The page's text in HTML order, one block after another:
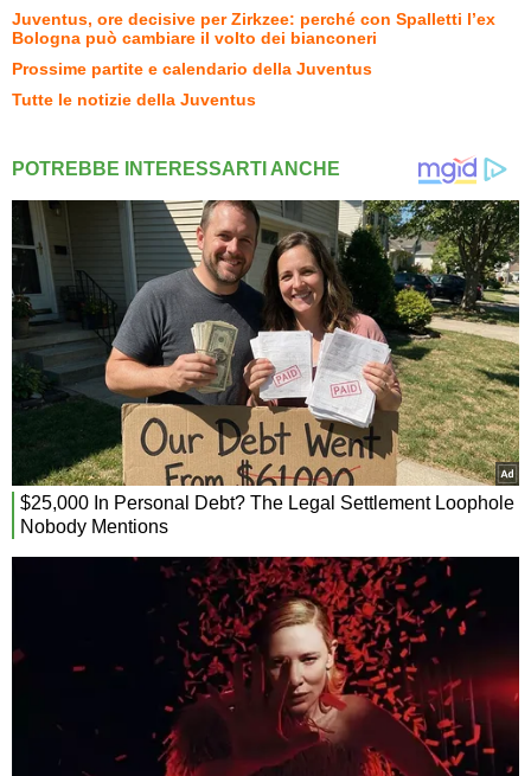
Juventus, ore decisive per Zirkzee: perché con Spalletti l’ex
Bologna può cambiare il volto dei bianconeri
Prossime partite e calendario della Juventus
Tutte le notizie della Juventus